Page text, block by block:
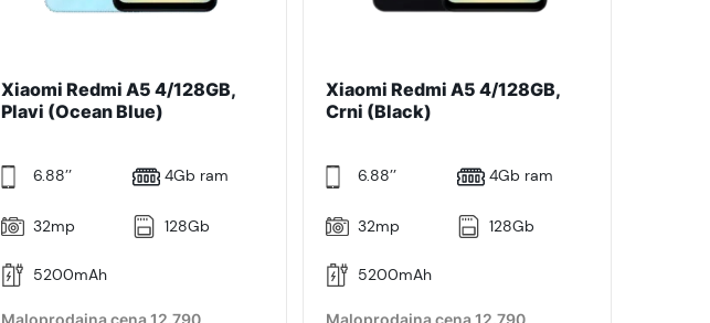
Xiaomi Redmi A5 4/128GB,
Plavi (Ocean Blue)
6.88’’ 4Gb ram
32mp 128Gb
5200mAh
Maloprodajna cena 12.790
Xiaomi Redmi A5 4/128GB,
Crni (Black)
6.88’’ 4Gb ram
32mp 128Gb
5200mAh
Maloprodajna cena 12.790